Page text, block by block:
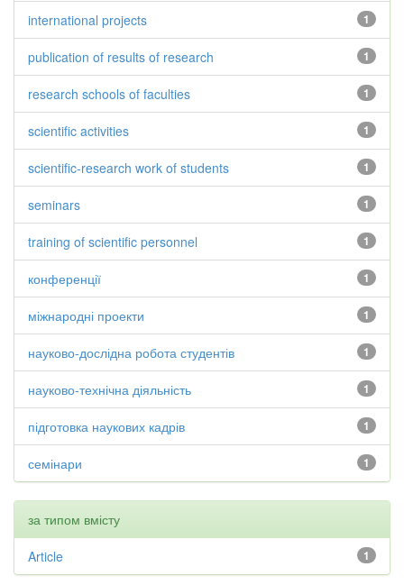
1
international projects
1
publication of results of research
1
research schools of faculties
1
scientific activities
1
scientific-research work of students
1
seminars
1
training of scientific personnel
1
конференції
1
міжнародні проекти
1
науково-дослідна робота студентів
1
науково-технічна діяльність
1
підготовка наукових кадрів
1
семінари
за типом вмісту
1
Article